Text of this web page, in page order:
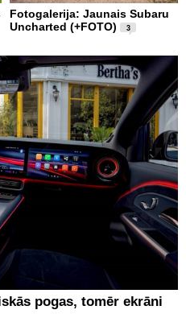
Fotogalerija: Jaunais Subaru
Uncharted (+FOTO)
3
pogas, tomēr ekrāni